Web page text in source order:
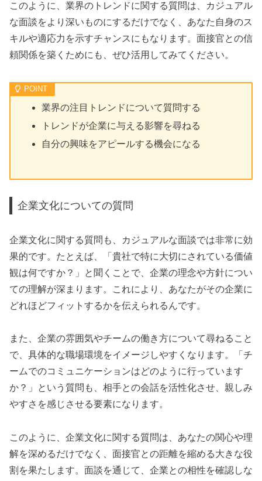
このように、業界のトレンドに関する質問は、カジュアル
な面談をより深いものにするだけでなく、あなた自身のス
キルや適応力を示すチャンスにもなります。面接官との信
頼関係を築くためにも、ぜひ活用してみてください。
業界の注目トレンドについて質問する
トレンドが企業に与える影響を尋ねる
自分の興味をアピールする機会になる
企業文化についての質問
企業文化に関する質問も、カジュアルな面談では非常に効
果的です。たとえば、「貴社で特に大切にされている価値
観は何ですか？」と聞くことで、企業の理念や方針につい
ての理解が深まります。これにより、あなたがその企業に
どれほどフィットするかを伝えられるんです。
また、企業の雰囲気やチームの働き方について尋ねること
で、具体的な職場環境をイメージしやすくなります。「チ
ームでのコミュニケーションはどのように行っています
か？」という質問も、相手との会話を活性化させ、親しみ
やすさを感じさせる要素になります。
このように、企業文化に関する質問は、あなたの関心や理
解を深めるだけでなく、面接官との距離を縮める大きな役
割を果たします。面談を通じて、企業との相性を確認しな